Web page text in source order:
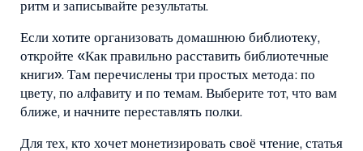
ритм и записывайте результаты.
Если хотите организовать домашнюю библиотеку,
откройте «Как правильно расставить библиотечные
книги». Там перечислены три простых метода: по
цвету, по алфавиту и по темам. Выберите тот, что вам
ближе, и начните переставлять полки.
Для тех, кто хочет монетизировать своё чтение, статья